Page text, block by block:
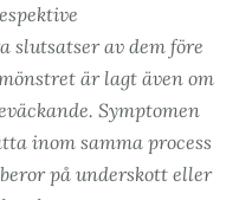
slutsatser av dem före
är lagt även om
Symptomen
inom samma process
på underskott eller